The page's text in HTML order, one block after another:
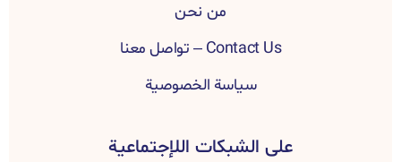
من نحن
Contact Us – تواصل معنا
سياسة الخصوصية
على الشبكات اللإجتماعية